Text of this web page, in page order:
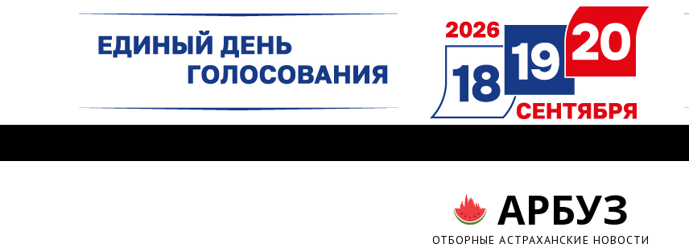
АРБУЗ
ОТБОРНЫЕ АСТРАХАНСКИЕ НОВОСТИ